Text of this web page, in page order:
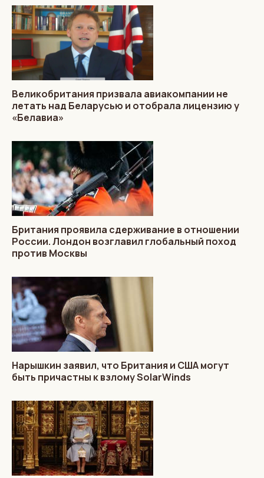
Великобритания призвала авиакомпании не
летать над Беларусью и отобрала лицензию у
«Белавиа»
Британия проявила сдерживание в отношении
России. Лондон возглавил глобальный поход
против Москвы
Нарышкин заявил, что Британия и США могут
быть причастны к взлому SolarWinds